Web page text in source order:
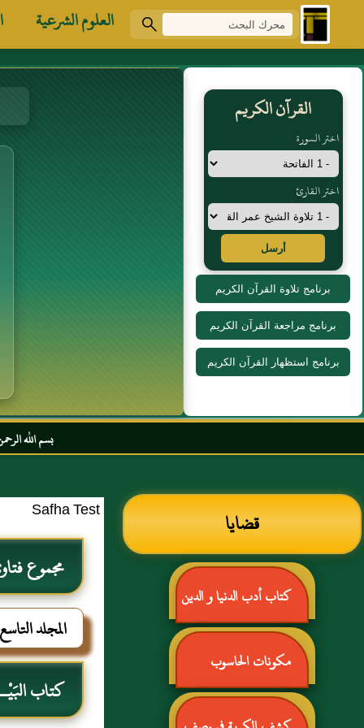
العلوم الشرعية
القرآن الكريم
اختر السورة
اختر القارئ
أرسل
برنامج تلاوة القرآن الكريم
برنامج مراجعة القرآن الكريم
برنامج استظهار القرآن الكريم
بسم الله الرحمن الرحيم
قضايا
كتاب أدب الدنيا و الدين
للماوردي
مكونات الحاسوب
Safha Test
مجموع
المجلد
كتاب